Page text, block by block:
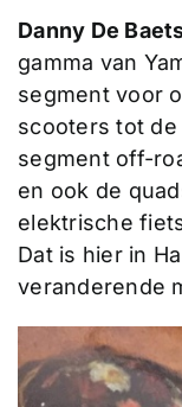
Danny De
gamma van
segment voor
scooters tot
segment off-
en ook de
elektrische
Dat is hier in
veranderende